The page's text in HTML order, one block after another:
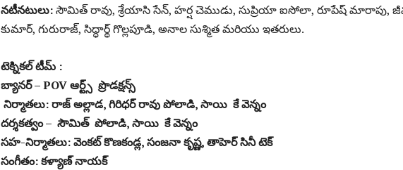
నటీనటులు:సౌమిత్ రావు, శ్రేయాసి సేన్, హర్ష చెముడు, సుప్రియా ఐసోలా, రూపేష్ మారాపు,
కుమార్, గురురాజ్, సిద్ధార్థ్ గొల్లపూడి, అనాల సుశ్మిత మరియు ఇతరులు.
టెక్నికల్ టీమ్ :
బ్యానర్ – POV ఆర్ట్స్ ప్రొడక్షన్స్
నిర్మాతలు: రాజ్ అల్లాడ, గిరిధర్ రావు పోలాడి, సాయి కే వెన్నం
దర్శకత్వం – సౌమిత్ పోలాడి, సాయి కే వెన్నం
సహ-నిర్మాతలు: వెంకట్ కొణకండ్ల, సంజనా కృష్ణ, తాహెర్ సినీ టెక్
సంగీతం: కళ్యాణ్ నాయక్